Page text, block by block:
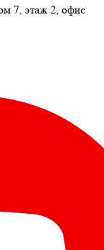
7, этаж 2, офис